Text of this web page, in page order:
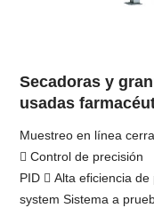
Secadoras y
usadas
Muestreo en línea
 Control de precisión
PID  Alta eficiencia
system Sistema a